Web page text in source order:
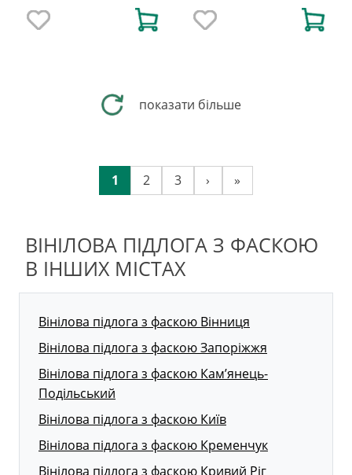
показати більше
1 2 3 › »
ВІНІЛОВА ПІДЛОГА З ФАСКОЮ
В ІНШИХ МІСТАХ
Вінілова підлога з фаскою Вінниця
Вінілова підлога з фаскою Запоріжжя
Вінілова підлога з фаскою Кам’янець-
Подільський
Вінілова підлога з фаскою Київ
Вінілова підлога з фаскою Кременчук
Вінілова підлога з фаскою Кривий Ріг